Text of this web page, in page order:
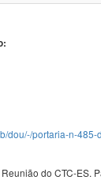
dou/-/portaria-n-
do CTC-ES.